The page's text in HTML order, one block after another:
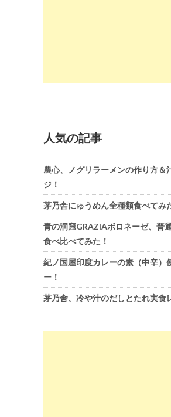
人気の記事
農心、ノグリラーメンの作り方＆
ジ！
茅乃舎にゅうめん全種類食べてみ
青の洞窟GRAZIAボロネーゼ、普
食べ比べてみた！
紀ノ国屋印度カレーの素（中辛）
ー！
茅乃舎、冷や汁のだしとたれ実食